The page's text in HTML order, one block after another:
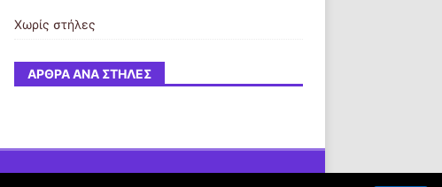
Χωρίς στήλες
ΆΡΘΡΑ ΑΝΆ ΣΤΉΛΕΣ